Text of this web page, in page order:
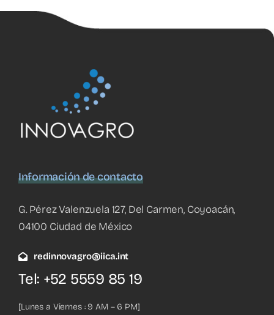
Información de contacto
G. Pérez Valenzuela 127, Del Carmen, Coyoacán,
04100 Ciudad de México
redinnovagro@iica.int
Tel: +52 5559 85 19
[Lunes a Viernes : 9 AM – 6 PM]